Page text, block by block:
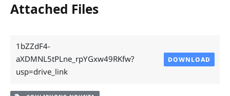
Attached Files
1bZZdF4-
aXDMNL5tPLne_rpYGxw49RKfw?
usp=drive_link
DOWNLOAD